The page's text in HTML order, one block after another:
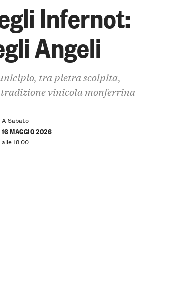
Infernot:
Angeli
tra pietra scolpita,
tradizione vinicola monferrina
A Sabato
16 MAGGIO 2026
alle 18:00